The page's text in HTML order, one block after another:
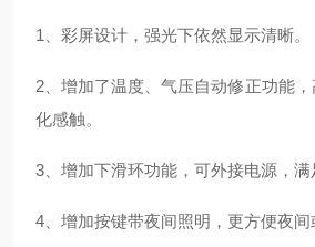
1、彩屏设计，强光下依然显示清晰。
2、增加了温度、气压自动修正功能
化感触。
3、增加下滑环功能，可外接电源，满
4、增加按键带夜间照明，更方便夜间